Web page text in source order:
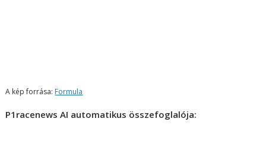
A kép forrása: Formula
P1racenews AI automatikus összefoglalója: